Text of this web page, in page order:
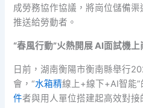
成勞務協作協議，將崗位儲備
推送給勞動者。
“春風行動”火熱開展 AI面試機上
日前，湖南衡陽市衡南縣舉行
會，“水箱精線上+線下+AI智能
件者與用人單位搭建起高效對接